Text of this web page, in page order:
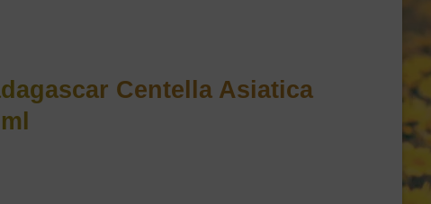
Centella Asiatica